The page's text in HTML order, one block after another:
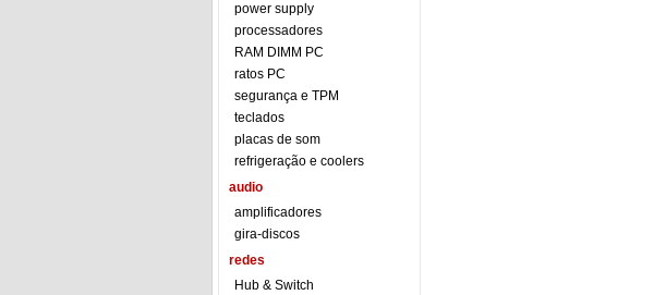
power supply
processadores
RAM DIMM PC
ratos PC
segurança e TPM
teclados
placas de som
refrigeração e coolers
audio
amplificadores
gira-discos
redes
Hub & Switch